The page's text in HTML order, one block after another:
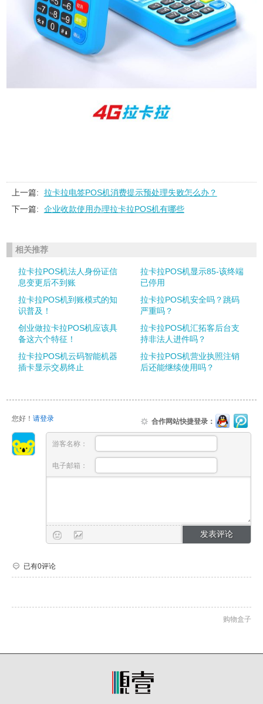
上一篇:
拉卡拉电签POS机消费提示预处理失败怎么办？
下一篇:
企业收款使用办理拉卡拉POS机有哪些
相关推荐
拉卡拉POS机法人身份证信
息变更后不到账
拉卡拉POS机显示85-该终端
已停用
拉卡拉POS机到账模式的知
识普及！
拉卡拉POS机安全吗？跳码
严重吗？
创业做拉卡拉POS机应该具
备这六个特征！
拉卡拉POS机汇拓客后台支
持非法人进件吗？
拉卡拉POS机云码智能机器
插卡显示交易终止
拉卡拉POS机营业执照注销
后还能继续使用吗？
您好！ 请登录 合作网站快捷登录：
游客名称：
电子邮箱：
已有0评论
购物盒子